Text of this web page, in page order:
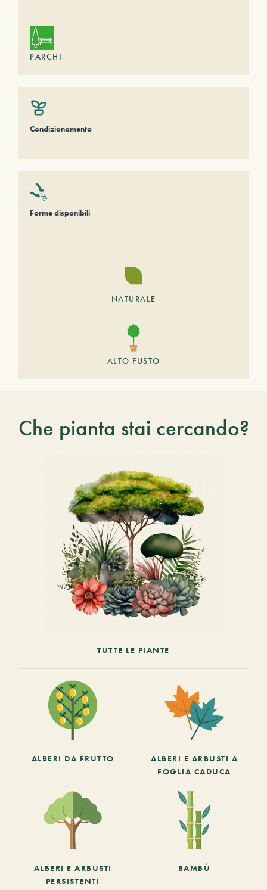
PARCHI
Condizionamento
Forme disponibili
NATURALE
ALTO FUSTO
Che pianta stai cercando?
TUTTE LE PIANTE
ALBERI DA FRUTTO
ALBERI E ARBUSTI A
FOGLIA CADUCA
ALBERI E ARBUSTI
PERSISTENTI
BAMBÙ